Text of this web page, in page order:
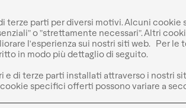
terze parti per diversi motivi. Alcuni
o "strettamente necessari". Altri
l'esperienza sui nostri siti web. Per
in modo più dettaglio di seguito.
di terze parti installati attraverso i nostri
specifici offerti possono variare a